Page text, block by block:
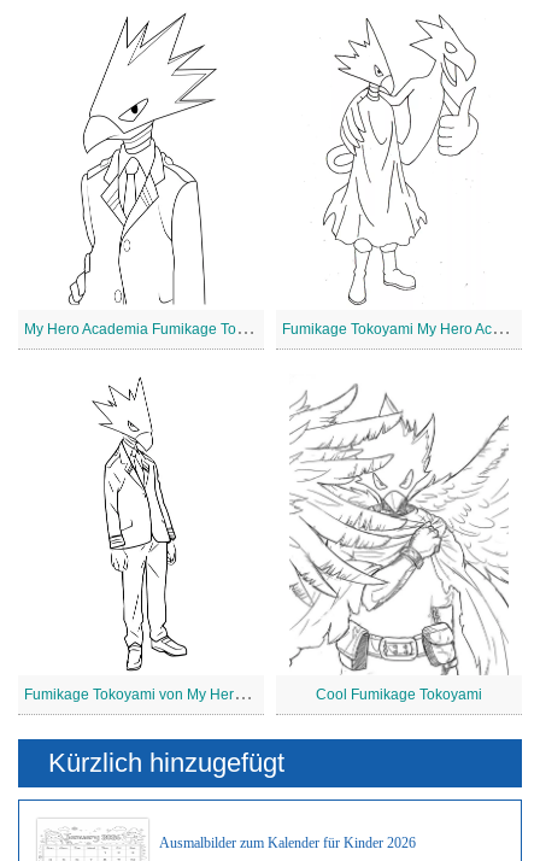
M
y Hero Academia Fumikage Tokoyami F
umikage Tokoyami My Hero Academia
F
umikage Tokoyami von My Hero Academia Cool Fumikage Tokoyami
Kürzlich hinzugefügt
Ausmalbilder zum Kalender für Kinder 2026